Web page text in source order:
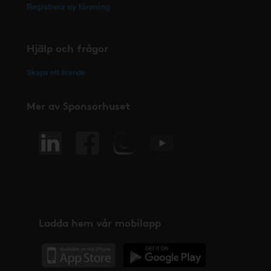
Registrera ny förening
Hjälp och frågor
Skapa ett ärende
Mer av Sponsorhuset
Ladda hem vår mobilapp